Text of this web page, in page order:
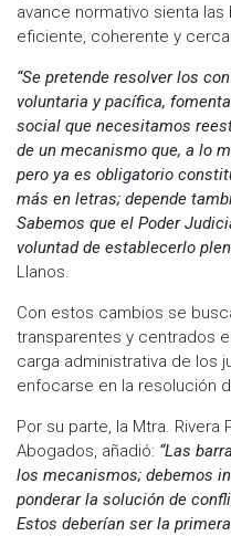
avance normativo sienta
eficiente, coherente y
“Se pretende resolver los
voluntaria y pacífica,
social que necesitamos
de un mecanismo que, a lo
pero ya es obligatorio
más en letras; depende
Sabemos que el Poder
voluntad de establecerlo
Llanos.
Con estos cambios se
transparentes y centrados
carga administrativa de los
enfocarse en la resolución
Por su parte, la Mtra. Rivera
Abogados, añadió: “Las
los mecanismos; debemos
ponderar la solución de
Estos deberían ser la